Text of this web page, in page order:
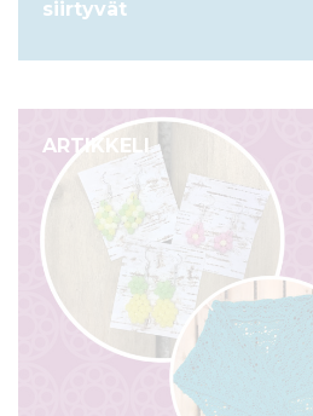
siirtyvät
ARTIKKELI